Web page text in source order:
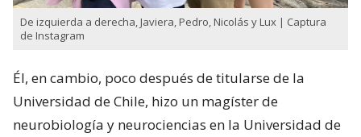
De izquierda a derecha, Javiera, Pedro, Nicolás y Lux | Captura
de Instagram
Él, en cambio, poco después de titularse de la
Universidad de Chile, hizo un magíster de
neurobiología y neurociencias en la Universidad de